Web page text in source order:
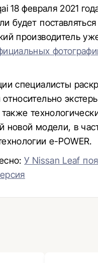
18 февраля 2021
будет
производитель
специалисты
новой модели, в
e-POWER.
У Nissan Leaf